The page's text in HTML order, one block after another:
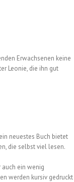
Erwachsenen keine
Leonie, die ihn gut
neuestes Buch bietet
die selbst viel lesen.
auch ein wenig
werden kursiv gedruckt